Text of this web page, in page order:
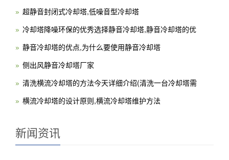
超静音封闭式冷却塔,低噪音型冷却塔
冷却塔降噪环保的优秀选择静音冷却塔,静音冷却塔的优
静音冷却塔的优点,为什么要使用静音冷却塔
侧出风静音冷却塔厂家
清洗横流冷却塔的方法今天详细介绍(清洗一台冷却塔需
横流冷却塔的设计原则,横流冷却塔维护方法
新闻资讯